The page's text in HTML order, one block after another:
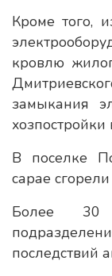
Кроме того,
кровлю
замыкания
В поселке
сарае
Более 30
последствий